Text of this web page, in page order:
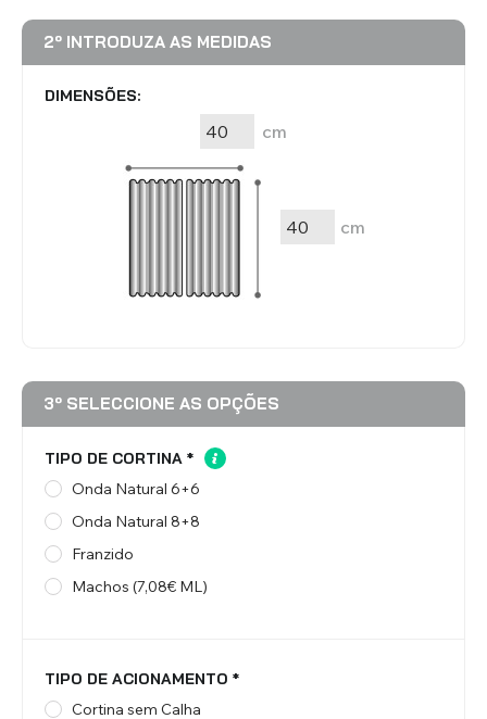
2º INTRODUZA AS MEDIDAS
DIMENSÕES:
cm
cm
3º SELECCIONE AS OPÇÕES
TIPO DE CORTINA *
Onda Natural 6+6
Onda Natural 8+8
Franzido
Machos (7,08€ ML)
TIPO DE ACIONAMENTO *
Cortina sem Calha